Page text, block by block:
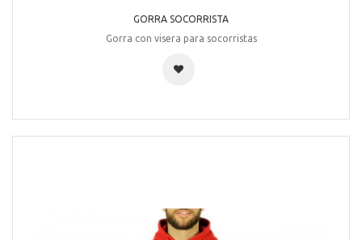
GORRA SOCORRISTA
Gorra con visera para socorristas